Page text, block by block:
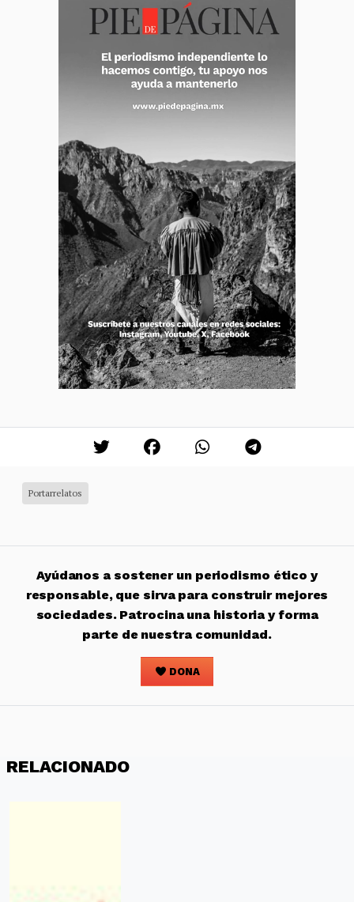
Portarrelatos
Ayúdanos a sostener un periodismo ético y
responsable, que sirva para construir mejores
sociedades. Patrocina una historia y forma
parte de nuestra comunidad.
DONA
RELACIONADO